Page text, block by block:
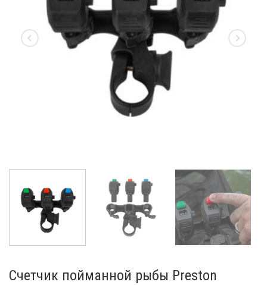
Счетчик пойманной рыбы Preston